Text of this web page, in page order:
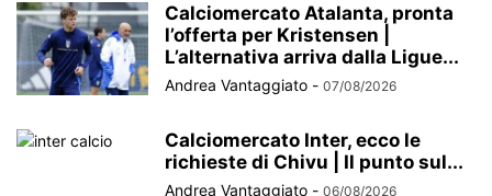
Calciomercato Atalanta, pronta
l’offerta per Kristensen |
L’alternativa arriva dalla Ligue...
Andrea Vantaggiato - 07/08/2026
Calciomercato Inter, ecco le
richieste di Chivu | Il punto sul...
Andrea Vantaggiato - 06/08/2026